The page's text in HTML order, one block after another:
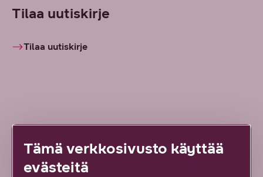
Tilaa uutiskirje
Tilaa uutiskirje
Löysitkö etsimäsi tiedon tältä sivulta?
Palautteesi on tärkeää!
vastaus
Tämä verkkosivusto käyttää
evästeitä